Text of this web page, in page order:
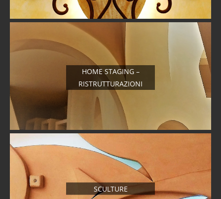
HOME STAGING –
RISTRUTTURAZIONI
SCULTURE